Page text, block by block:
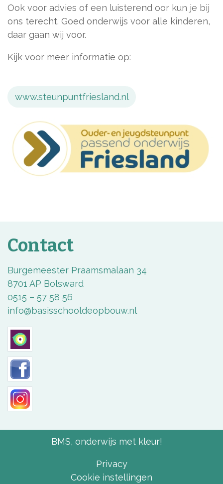
Ook voor advies of een luisterend oor kun je bij
ons terecht. Goed onderwijs voor alle kinderen,
daar gaan wij voor.
Kijk voor meer informatie op:
www.steunpuntfriesland.nl
Contact
Burgemeester Praamsmalaan 34
8701 AP Bolsward
0515 – 57 58 56
info@basisschooldeopbouw.nl
BMS, onderwijs met kleur!
Privacy
Cookie instellingen